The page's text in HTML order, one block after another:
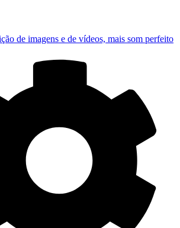
de imagens e de vídeos, mais som perfeito